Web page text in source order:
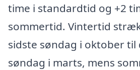
time i standardtid og +2
sommertid. Vintertid
sidste søndag i oktober til
søndag i marts, mens